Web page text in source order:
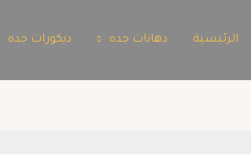
الرئيسية دهانات جده ديكورات جده